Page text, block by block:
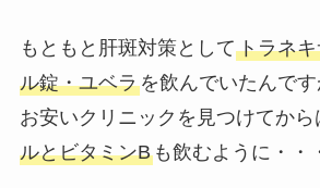
もともと肝斑対策としてトラネ
ル錠・ユベラを飲んでいたんで
お安いクリニックを見つけてから
ルとビタミンBも飲むように・・